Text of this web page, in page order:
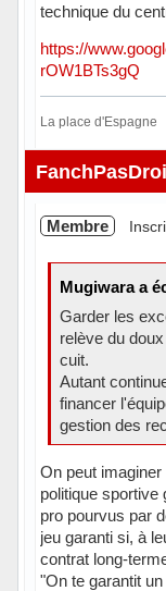
technique du
https://
rOW1BTs3gQ
La place d'Espagne
Hors ligne
Membre
Mugiwara a
Garder les
relève du
cuit.
Autant
financer
gestion des
On peut
politique sportive
pro pourvus par
jeu garanti si, à
contrat long-
"On te garantit